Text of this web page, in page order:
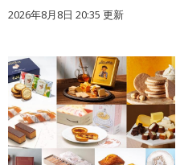
2026年8月8日 20:35 更新